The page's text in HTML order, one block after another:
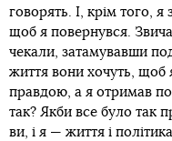
говорять. І, крім того,
щоб я повернувся.
чекали, затамувавши
життя вони хочуть, щоб
правдою, а я отримав по
так? Якби все було так
ви, і я — життя і